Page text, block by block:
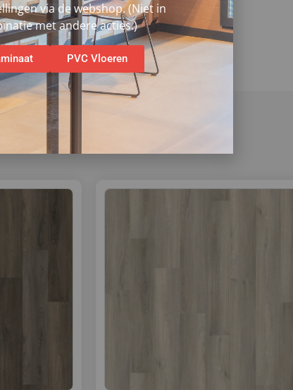
via de webshop. (Niet in
met andere acties.)
PVC Vloeren